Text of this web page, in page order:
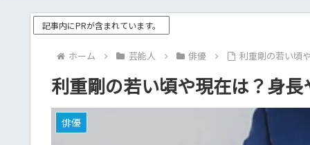
記事内にPRが含まれています。
ホーム 芸能人 俳優 利重剛の若い頃
利重剛の若い頃や現在は？身
俳優